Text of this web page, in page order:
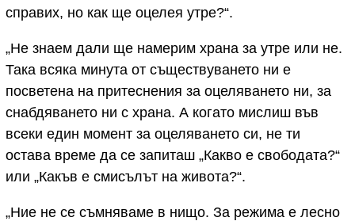
справих, но как ще оцелея утре?“.
„Не знаем дали ще намерим храна за утре или не.
Така всяка минута от съществуването ни е
посветена на притеснения за оцеляването ни, за
снабдяването ни с храна. А когато мислиш във
всеки един момент за оцеляването си, не ти
остава време да се запиташ „Какво е свободата?“
или „Какъв е смисълът на живота?“.
„Ние не се съмняваме в нищо. За режима е лесно